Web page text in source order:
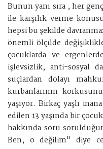
Bunun yanı sıra , her
ile karşılık verme
hepsi bu şekilde
önemli ölçüde
çocuklarda ve
işlevsizlik, anti-sosyal
suçlardan dolayı
kurbanlarının
yaşıyor. Birkaç yaşlı
edilen 13 yaşında bir
hakkında soru
Ben, o değilim" diye